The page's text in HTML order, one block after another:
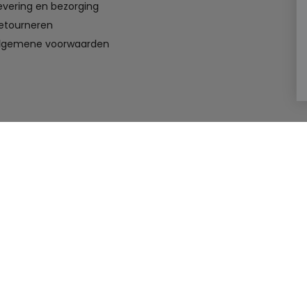
en bezorging
voorwaarden